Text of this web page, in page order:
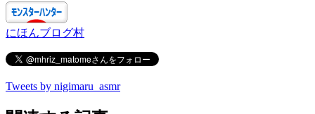
にほんブログ村
Tweets by nigimaru_asmr